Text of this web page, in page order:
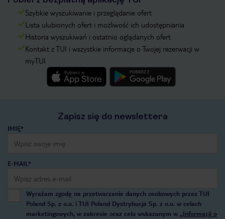
Szybkie wyszukiwanie i przeglądanie ofert
Lista ulubionych ofert i możliwość ich udostępniania
Historia wyszukiwań i ostatnio oglądanych ofert
Kontakt z TUI i wszystkie informacje o Twojej rezerwacji w
myTUI
Zapisz się do newslettera
IMIĘ*
E-MAIL*
Wyrażam zgodę na przetwarzanie danych osobowych przez TUI
Poland Sp. z o.o. i TUI Poland Dystrybucja Sp. z o.o. w celach
marketingowych, w zakresie oraz celu wskazanym w „Informacji o